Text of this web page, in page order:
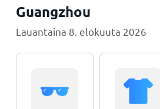
Guangzhou
Lauantaina 8. elokuuta 2026